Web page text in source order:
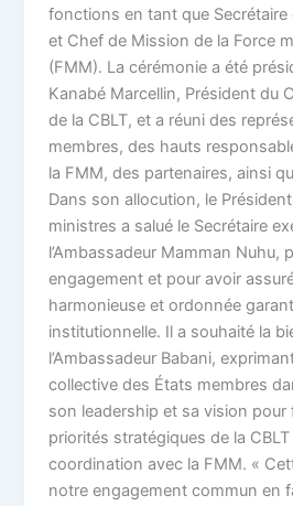
fonctions en tant que Secrétaire
et Chef de Mission de la Force
(FMM). La cérémonie a été
Kanabé Marcellin, Président du
de la CBLT, et a réuni des
membres, des hauts
la FMM, des partenaires, ainsi
Dans son allocution, le
ministres a salué le Secrétaire
l’Ambassadeur Mamman Nuhu,
engagement et pour avoir
harmonieuse et ordonnée
institutionnelle. Il a souhaité la
l’Ambassadeur Babani,
collective des États membres
son leadership et sa vision pour
priorités stratégiques de la
coordination avec la FMM. «
notre engagement commun en